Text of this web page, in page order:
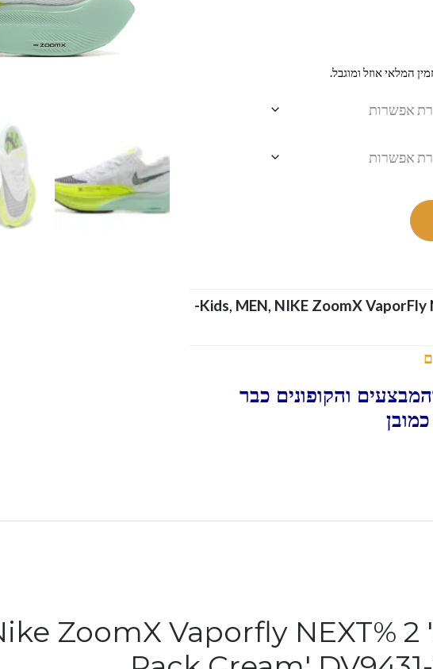
המלאי אוזל ומוגבל.
Kids, MEN, NIKE ZoomX VaporFly
NIKE-
והקופונים כבר
ZoomX Vaporfly NEXT%